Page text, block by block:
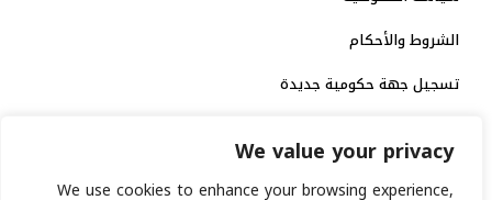
We value your privacy
We use cookies to enhance your browsing experience,
الشروط والأحكام
تسجيل جهة حكومية جديدة
الاعتماد الرسمي
منصة إخبارية مرخصة